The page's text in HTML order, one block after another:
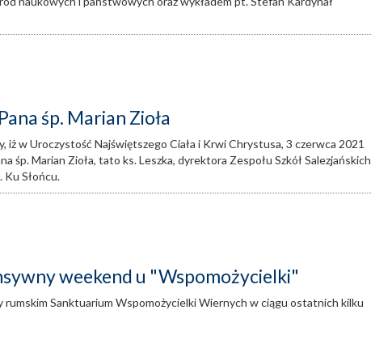
śp. Marian Zioła
iż w Uroczystość Najświętszego Ciała i Krwi Chrystusa, 3 czerwca 2021
śp. Marian Zioła, tato ks. Leszka, dyrektora Zespołu Szkół Salezjańskich
Ku Słońcu.
weekend u "Wspomożycielki"
rumskim Sanktuarium Wspomożycielki Wiernych w ciągu ostatnich kilku